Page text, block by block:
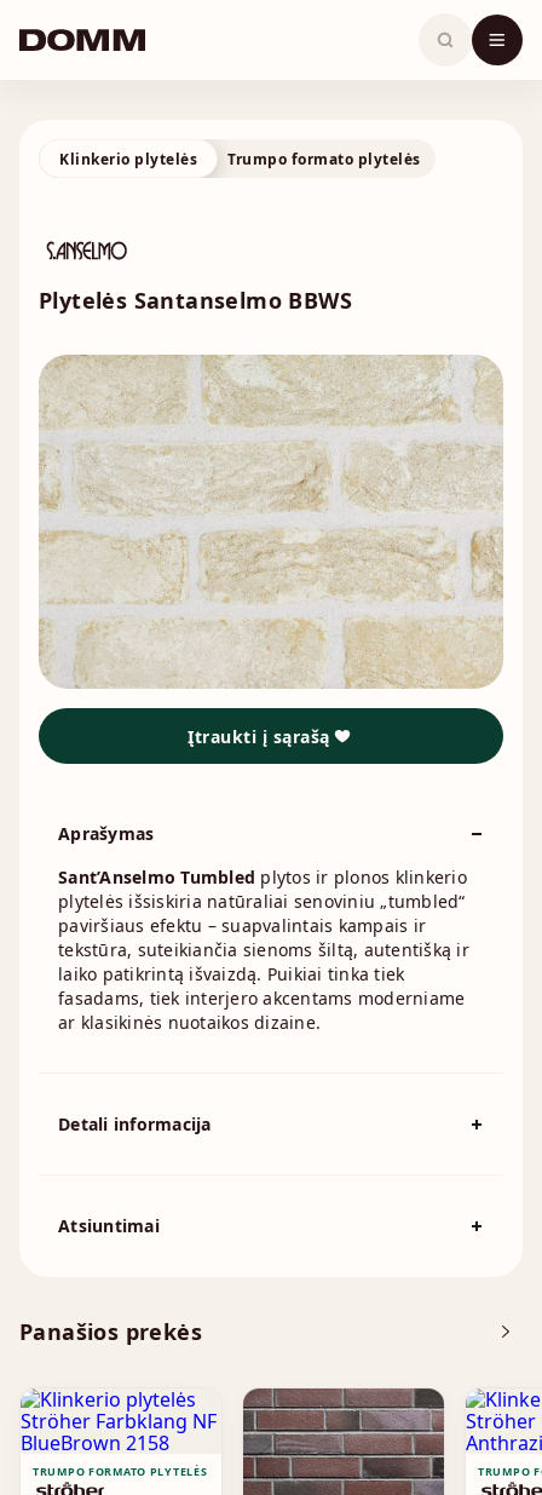
content
Klinkerio plytelės Trumpo formato plytelės
Plytelės Santanselmo BBWS
Panašios prekės
TRUMPO FORMATO PLYTELĖS TRUMPO
Įtraukti į sąrašą
Aprašymas
Sant’Anselmo Tumbled plytos ir plonos klinkerio
plytelės išsiskiria natūraliai senoviniu „tumbled“
paviršiaus efektu – suapvalintais kampais ir
tekstūra, suteikiančia sienoms šiltą, autentišką ir
laiko patikrintą išvaizdą. Puikiai tinka tiek
fasadams, tiek interjero akcentams moderniame
ar klasikinės nuotaikos dizaine.
Detali informacija
Išmatavimai
Atsiuntimai